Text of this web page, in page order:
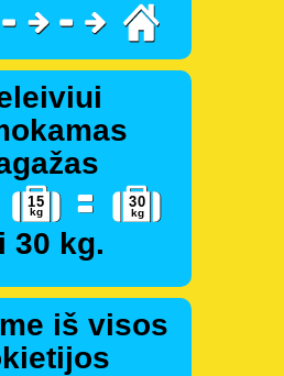
30 kg.
iš visos